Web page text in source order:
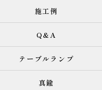
施工例
Q&A
テーブルランプ
真鍮